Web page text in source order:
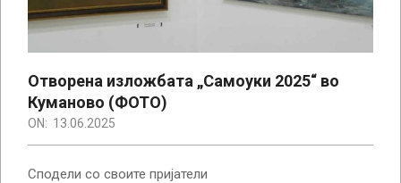
Отворена изложбата „Самоуки 2025“ во
Куманово (ФОТО)
ON: 13.06.2025
Сподели со своите пријатели